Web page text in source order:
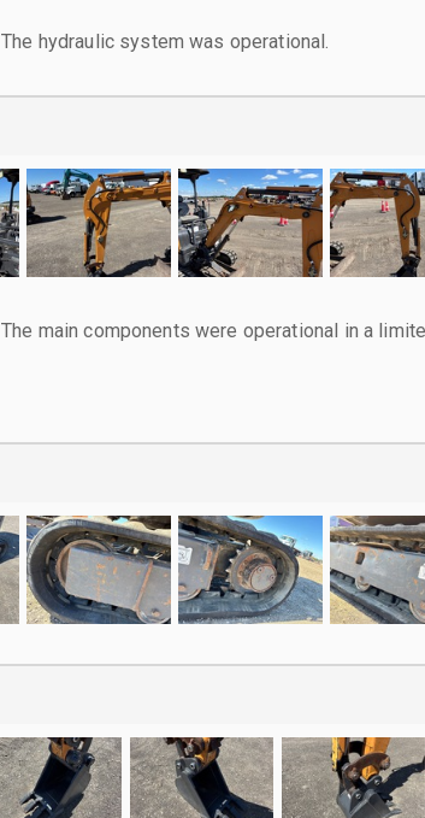
The hydraulic system was operational.
The main components were operational in a